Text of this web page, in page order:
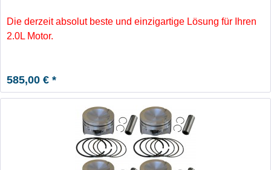
Die derzeit absolut beste und einzigartige Lösung für Ihren
2.0L Motor.
585,00 € *